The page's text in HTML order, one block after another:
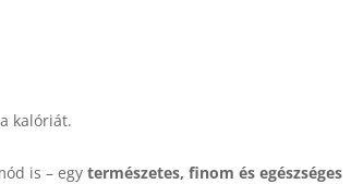
kalóriát.
is – egytermészetes, finom és egészséges